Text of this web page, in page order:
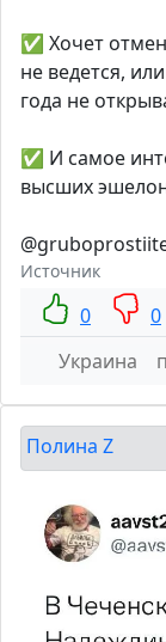
✅ Хочет
не ведется,
года не
✅ И самое
высших
Источник
0 0
Украина
Полина Z